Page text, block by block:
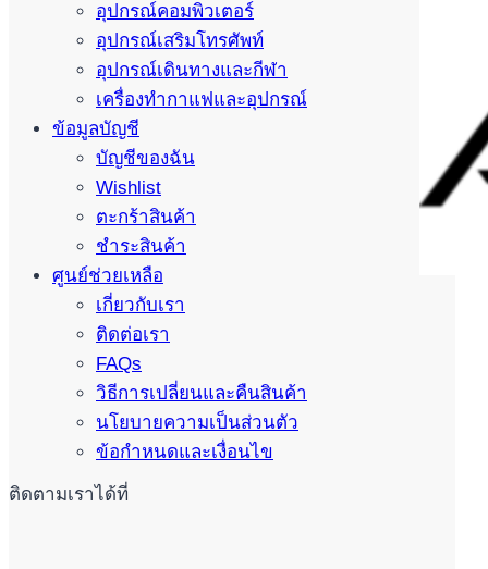
อุปกรณ์คอมพิวเตอร์
อุปกรณ์เสริมโทรศัพท์
อุปกรณ์เดินทางและกีฬา
เครื่องทำกาแฟและอุปกรณ์
ข้อมูลบัญชี
บัญชีของฉัน
Wishlist
ตะกร้าสินค้า
ชำระสินค้า
ศูนย์ช่วยเหลือ
เกี่ยวกับเรา
ติดต่อเรา
FAQs
วิธีการเปลี่ยนและคืนสินค้า
นโยบายความเป็นส่วนตัว
ข้อกำหนดและเงื่อนไข
ติดตามเราได้ที่